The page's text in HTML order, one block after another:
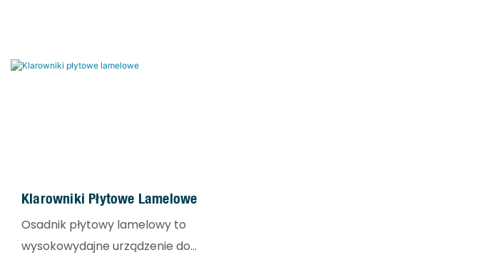
Klarowniki Płytowe Lamelowe
Osadnik płytowy lamelowy to
wysokowydajne urządzenie do